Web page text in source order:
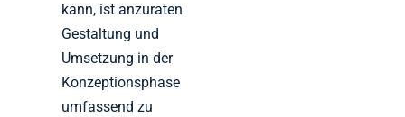
kann, ist anzuraten
Gestaltung und
Umsetzung in der
Konzeptionsphase
umfassend zu